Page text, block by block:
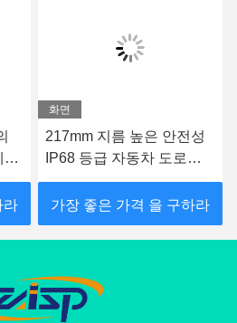
인
유
라
화면
217mm 지름 높은 안전성
IP68 등급 자동차 도로를
위한 자동 보러드
가장 좋은 가격 을 구하라